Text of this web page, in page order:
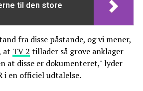
til den store
fra disse påstande, og vi mener,
at TV 2 tillader så grove anklager
at disse er dokumenteret," lyder
i en officiel udtalelse.